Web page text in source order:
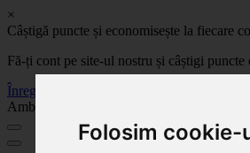
Folosim cookie-
×
Câștigă puncte și economisește la fiecare
Fă-ți cont pe site-ul nostru și câștigi
Înregistrează-te acum
Ambalaje, decoratiuni si accesorii pentru